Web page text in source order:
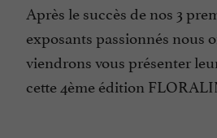
Après le succès de nos 3
exposants passionnés nous
viendrons vous présenter
cette 4ème édition